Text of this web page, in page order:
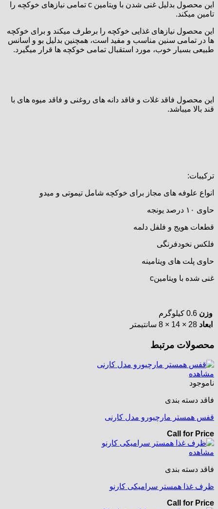
این محصول بدلیل غنی شدن با ویتامین c تمامی نیازهای خوکچه را
تامین میکند.
این محصول نیازهای غذایی خوکچه را برطرف میکند و برای خوکچه
ها در تمامی سنین مناسب و مفید است، همچنین بدلیل بو و اسانس
طبیعی بسیار خوب، مورد استقبال تمامی خوکچه ها قرار میگیرد.
این محصول فاقد غلات و فاقد دانه های روغنی و فاقد میوه های با
قند بالا میباشد.
ترکیبات:
انواع علوفه های مجاز برای خوکچه شامل تیموتی و میدو
حاوی ۱۰ درصد یونجه
قطعات هویج و فلفل دلمه
فلکس نخودفرنگی
حاوی پلت های ویتامینه
غنی شده با ویتامینc
وزن 0.6 کیلوگرم
ابعاد 28 × 14 × 8 سانتیمتر
محصولات مرتبط
مشاهده
ناموجود
فاقد دسته بندی
قفس همستر مارچیورو مدل کارنی
Call for Price
مشاهده
فاقد دسته بندی
ظرف غذا همستر سرامیکی کارنو
Call for Price